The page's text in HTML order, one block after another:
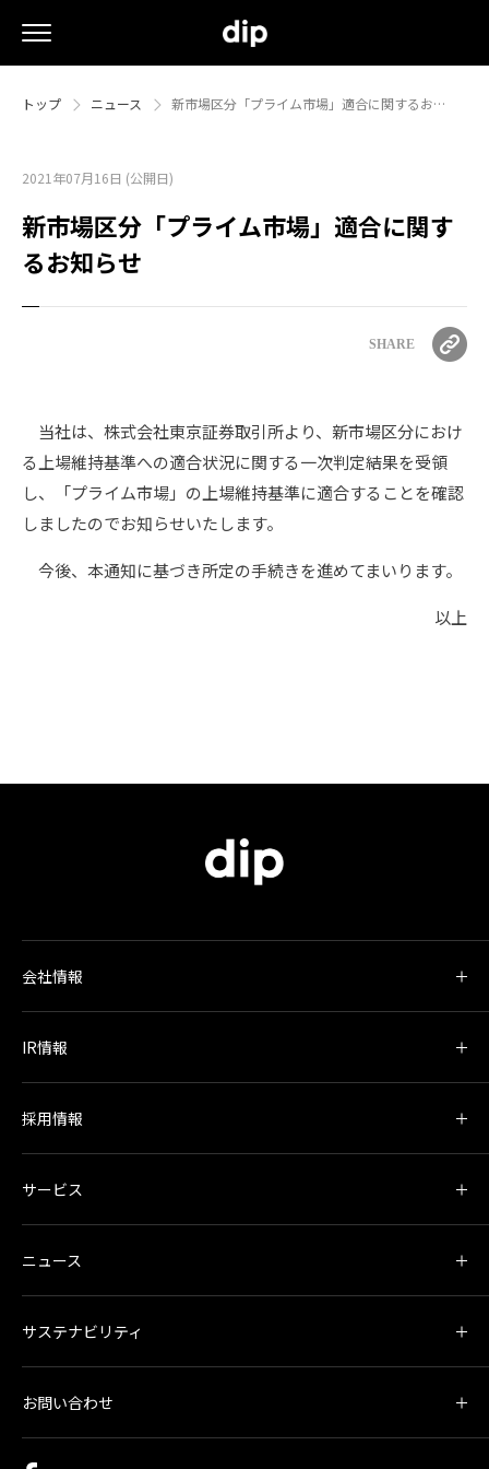
トップ ニュース 新市場区分「プライム市場」適合に関するお…
2021年07月16日 (公開日)
新市場区分「プライム市場」適合に関す
るお知らせ
SHARE
当社は、株式会社東京証券取引所より、新市場区分におけ
る上場維持基準への適合状況に関する一次判定結果を受領
し、「プライム市場」の上場維持基準に適合することを確認
しましたのでお知らせいたします。
今後、本通知に基づき所定の手続きを進めてまいります。
以上
会社情報
IR情報
採用情報
サービス
ニュース
サステナビリティ
お問い合わせ